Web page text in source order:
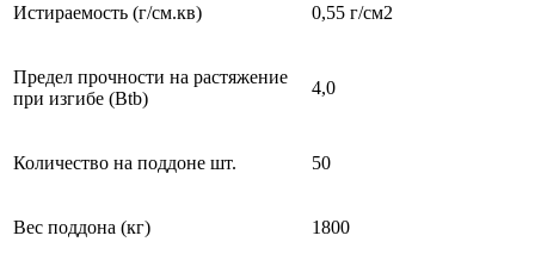
Истираемость (г/см.кв) 0,55 г/см2
Предел прочности на растяжение
при изгибе (Btb)
4,0
Количество на поддоне шт. 50
Вес поддона (кг) 1800